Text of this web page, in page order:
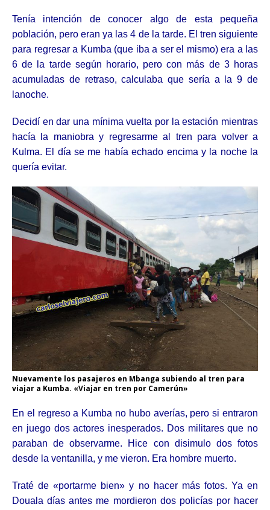
Tenía intención de conocer algo de esta pequeña
población, pero eran ya las 4 de la tarde. El tren siguiente
para regresar a Kumba (que iba a ser el mismo) era a las
6 de la tarde según horario, pero con más de 3 horas
acumuladas de retraso, calculaba que sería a la 9 de
lanoche.
Decidí en dar una mínima vuelta por la estación mientras
hacía la maniobra y regresarme al tren para volver a
Kulma. El día se me había echado encima y la noche la
quería evitar.
Nuevamente los pasajeros en Mbanga subiendo al tren para
viajar a Kumba. «Viajar en tren por Camerún»
En el regreso a Kumba no hubo averías, pero si entraron
en juego dos actores inesperados. Dos militares que no
paraban de observarme. Hice con disimulo dos fotos
desde la ventanilla, y me vieron. Era hombre muerto.
Traté de «portarme bien» y no hacer más fotos. Ya en
Douala días antes me mordieron dos policías por hacer